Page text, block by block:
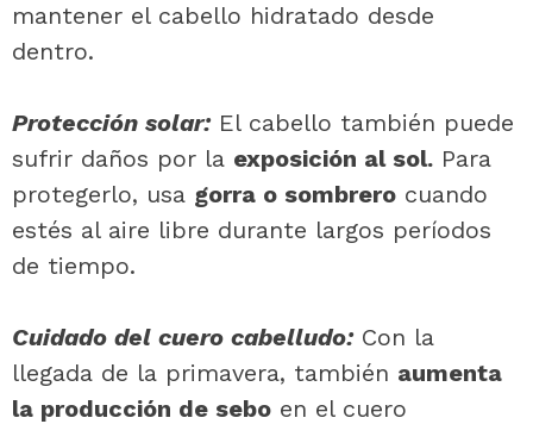
mantener el cabello hidratado desde
dentro.
Protección solar:El cabello también puede
sufrir daños por la exposición al sol. Para
protegerlo, usa gorra o sombrero cuando
estés al aire libre durante largos períodos
de tiempo.
Cuidado del cuero cabelludo:Con la
llegada de la primavera, también aumenta
la producción de sebo en el cuero